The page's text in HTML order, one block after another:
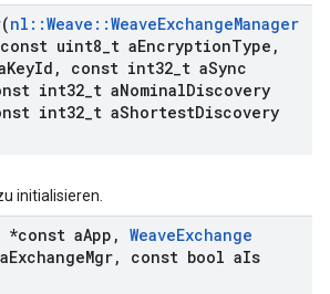
(nl ::Weave ::WeaveExchangeManager
const uint8 t aEncryptionType ,
KeyId , const int32 t aSync
int32 t aNominalDiscovery
int32 t aShortestDiscovery
initialisieren.
*const aApp , WeaveExchange
ExchangeMgr, const bool aIs